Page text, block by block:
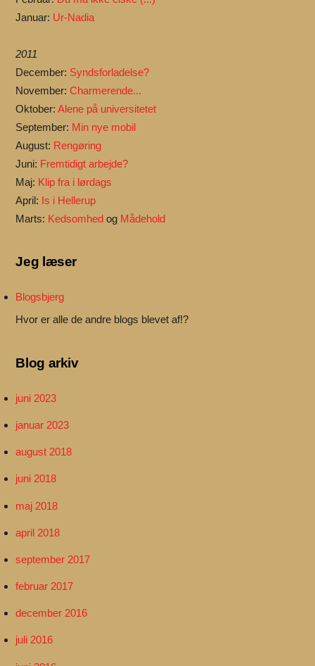
Januar: Ur-Nadia
2011
December: Syndsforladelse?
November:Charmerende...
Oktober:Alene på universitetet
September: Min nye mobil
August: Rengøring
Juni: Fremtidigt arbejde?
Maj: Klip fra i lørdags
April: Is i Hellerup
Marts: Kedsomhed og Mådehold
Jeg læser
Blogsbjerg
Hvor er alle de andre blogs blevet af!?
Blog arkiv
juni 2023
januar 2023
august 2018
juni 2018
maj 2018
april 2018
september 2017
februar 2017
december 2016
juli 2016